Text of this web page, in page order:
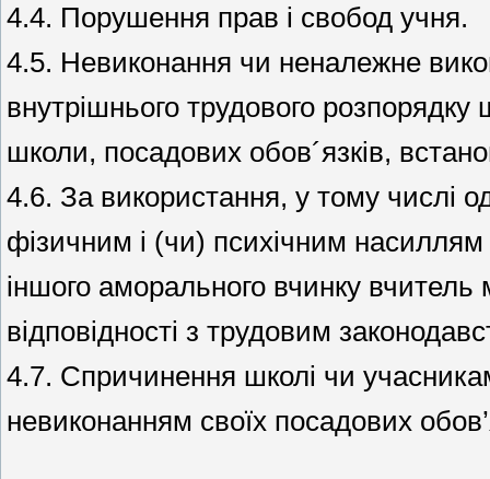
4.4. Порушення прав і свобод учня.
4.5. Невиконання чи неналежне
внутрішнього трудового
школи, посадових обов´язків,
4.6. За використання, у тому числі
фізичним і (чи) психічним
іншого аморального вчинку
відповідності з трудовим
4.7. Спричинення школі чи
невиконанням своїх посадових